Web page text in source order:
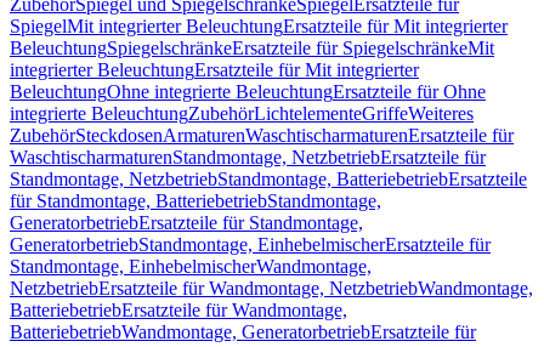
ZubehörSpiegel und SpiegelschränkeSpiegel Ersatzteile für
SpiegelMit integrierter BeleuchtungErsatzteile für Mit integrierter
BeleuchtungSpiegelschränkeErsatzteile für SpiegelschränkeMit
integrierter BeleuchtungErsatzteile für Mit integrierter
BeleuchtungOhne integrierte BeleuchtungErsatzteile für Ohne
integrierte BeleuchtungZubehörLichtelementeGriffeWeiteres
ZubehörSteckdosenArmaturenWaschtischarmaturenErsatzteile für
WaschtischarmaturenStandmontage, NetzbetriebErsatzteile für
Standmontage, NetzbetriebStandmontage, BatteriebetriebErsatzteile
für Standmontage, BatteriebetriebStandmontage,
GeneratorbetriebErsatzteile für Standmontage,
GeneratorbetriebStandmontage, EinhebelmischerErsatzteile für
Standmontage, EinhebelmischerWandmontage,
NetzbetriebErsatzteile für Wandmontage, NetzbetriebWandmontage,
BatteriebetriebErsatzteile für Wandmontage,
BatteriebetriebWandmontage, GeneratorbetriebErsatzteile für